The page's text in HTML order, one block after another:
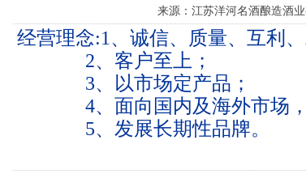
来源：江苏洋河名酒酿造酒
经营理念:1、诚信、质量、互利、
2、客户至上；
3、以市场定产品；
4、面向国内及海外市场
5、发展长期性品牌。